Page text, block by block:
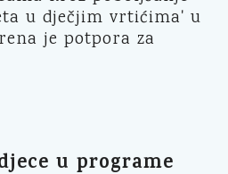
u dječjim vrtićima' u
je potpora za
u programe